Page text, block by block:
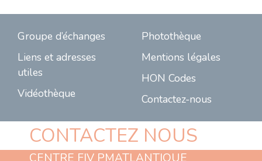
Groupe d’échanges
Liens et adresses
utiles
Vidéothèque
Photothèque
Mentions légales
HON Codes
Contactez-nous
CONTACTEZ NOUS
CENTRE FIV PMATLANTIQUE